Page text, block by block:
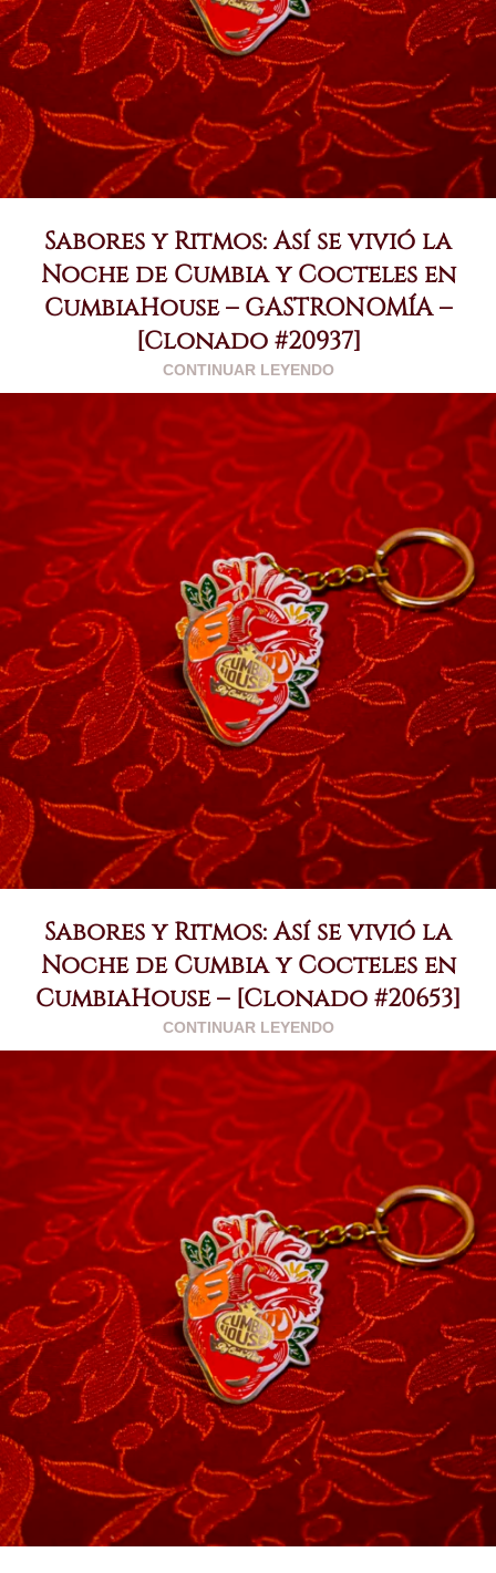
Sabores y Ritmos: Así se vivió la
Noche de Cumbia y Cocteles en
CumbiaHouse – GASTRONOMÍA –
[Clonado #20937]
CONTINUAR LEYENDO
Sabores y Ritmos: Así se vivió la
Noche de Cumbia y Cocteles en
CumbiaHouse – [Clonado #20653]
CONTINUAR LEYENDO